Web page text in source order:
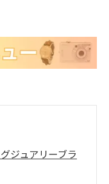
ジュアリーブラ